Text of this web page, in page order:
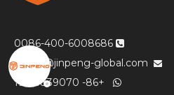


sales3@jinpeng-global.com

+86- 19951839070